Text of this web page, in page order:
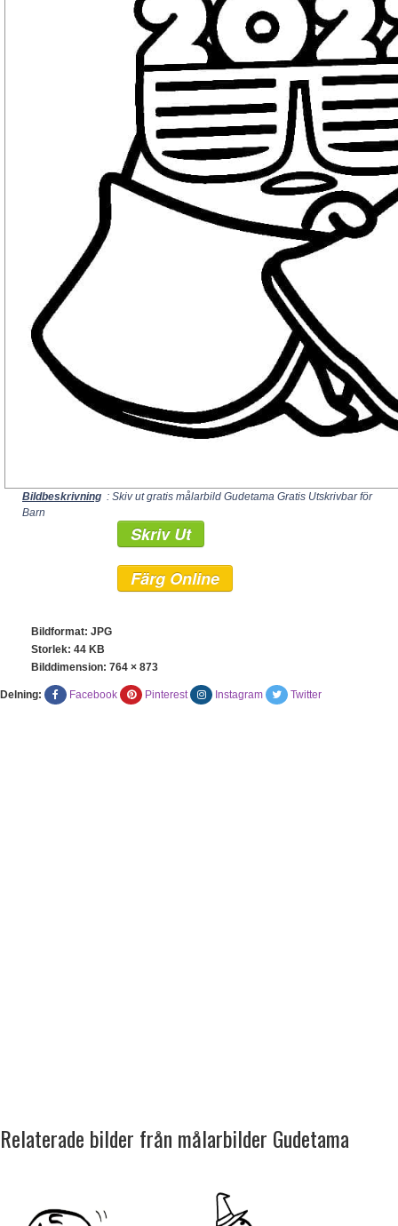
Bildbeskrivning : Skiv ut gratis målarbild Gudetama Gratis Utskrivbar för
Barn
Skriv Ut
Färg Online
Bildformat: JPG
Storlek: 44 KB
Bilddimension: 764 × 873
Delning: Facebook Pinterest Instagram Twitter
Relaterade bilder från målarbilder Gudetama